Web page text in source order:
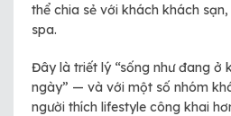
thể chia sẻ với khách khách
spa.
Đây là triết lý “sống như đang ở
ngày” — và với một số nhóm
người thích lifestyle công khai